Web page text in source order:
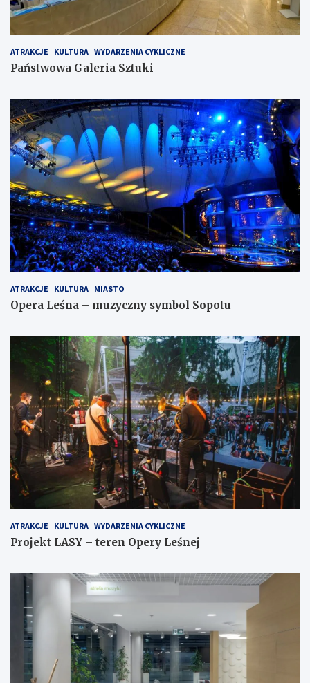
ATRAKCJE KULTURA WYDARZENIA CYKLICZNE
Państwowa Galeria Sztuki
ATRAKCJE KULTURA MIASTO
Opera Leśna – muzyczny symbol Sopotu
ATRAKCJE KULTURA WYDARZENIA CYKLICZNE
Projekt LASY – teren Opery Leśnej